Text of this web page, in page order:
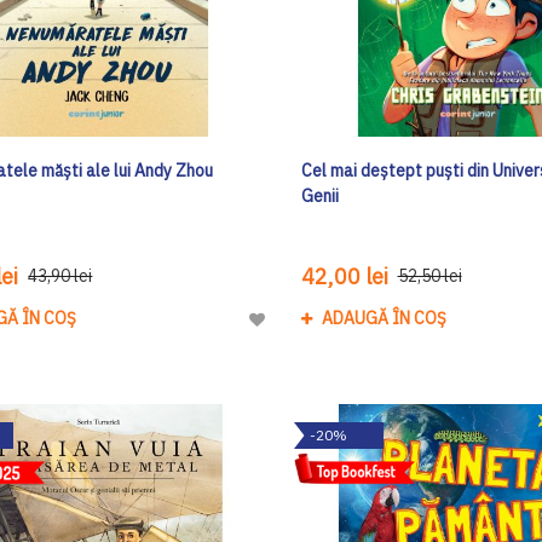
măști ale lui Andy Zhou
43,90 lei
ÎN COȘ
Adaugă
Dorinte
Cel mai deștept puști din
Genii
42,00 lei 52,50 lei
ADAUGĂ ÎN COȘ
-20%